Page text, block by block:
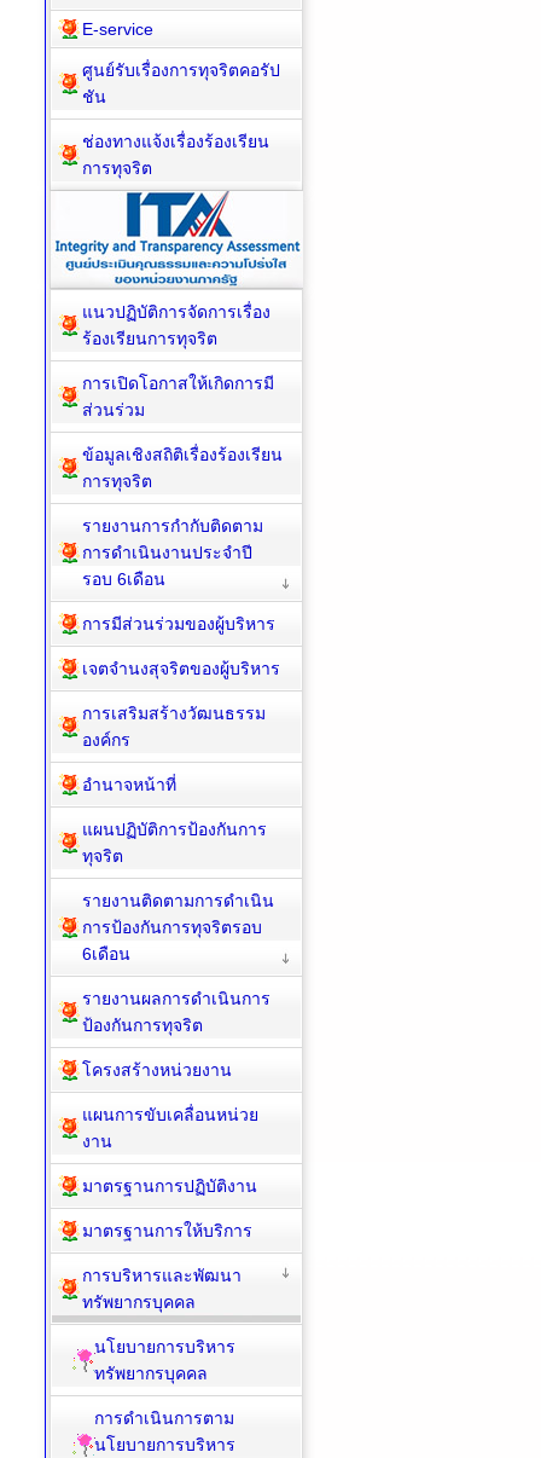
E-service
ศูนย์รับเรื่องการทุจริตคอรัป
ชัน
ช่องทางแจ้งเรื่องร้องเรียน
การทุจริต
แนวปฏิบัติการจัดการเรื่อง
ร้องเรียนการทุจริต
การเปิดโอกาสให้เกิดการมี
ส่วนร่วม
ข้อมูลเชิงสถิติเรื่องร้องเรียน
การทุจริต
รายงานการกำกับติดตาม
การดำเนินงานประจำปี
รอบ 6เดือน
การมีส่วนร่วมของผู้บริหาร
เจตจำนงสุจริตของผู้บริหาร
การเสริมสร้างวัฒนธรรม
องค์กร
อำนาจหน้าที่
แผนปฏิบัติการป้องกันการ
ทุจริต
รายงานติดตามการดำเนิน
การป้องกันการทุจริตรอบ
6เดือน
รายงานผลการดำเนินการ
ป้องกันการทุจริต
โครงสร้างหน่วยงาน
แผนการขับเคลื่อนหน่วย
งาน
มาตรฐานการปฏิบัติงาน
มาตรฐานการให้บริการ
การบริหารและพัฒนา
ทรัพยากรบุคคล
นโยบายการบริหาร
ทรัพยากรบุคคล
การดำเนินการตาม
นโยบายการบริหาร